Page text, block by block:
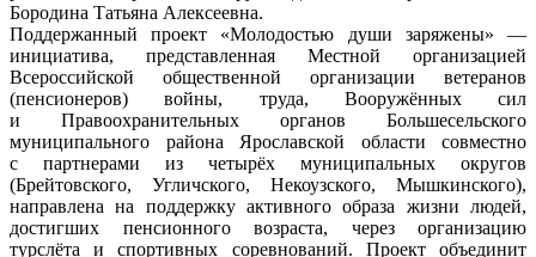
Бородина Татьяна Алексеевна.
Поддержанный проект «Молодостью души заряжены» —
инициатива, представленная Местной организацией
Всероссийской общественной организации ветеранов
(пенсионеров) войны, труда, Вооружённых сил
и Правоохранительных органов Большесельского
муниципального района Ярославской области совместно
с партнерами из четырёх муниципальных округов
(Брейтовского, Угличского, Некоузского, Мышкинского),
направлена на поддержку активного образа жизни людей,
достигших пенсионного возраста, через организацию
турслёта и спортивных соревнований. Проект объединит